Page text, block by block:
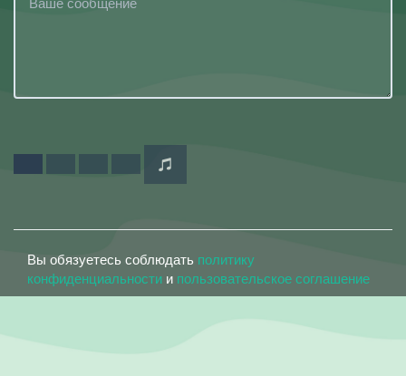
Вы обязуетесь соблюдать политику
конфиденциальности и пользовательское соглашение